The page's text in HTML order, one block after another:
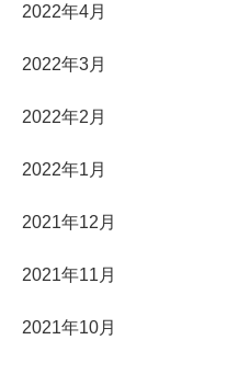
2022年4月
2022年3月
2022年2月
2022年1月
2021年12月
2021年11月
2021年10月